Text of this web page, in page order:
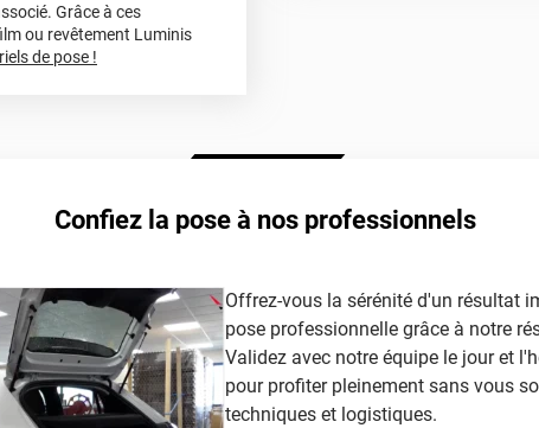
Grâce à ces
ou revêtement Luminis
de pose !
Confiez la pose à nos professionnels
Offrez-vous la sérénité d'un résultat
pose professionnelle grâce à notre
Validez avec notre équipe le jour et
pour profiter pleinement sans vous
techniques et logistiques.